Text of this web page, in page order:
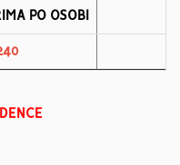
PO OSOBI